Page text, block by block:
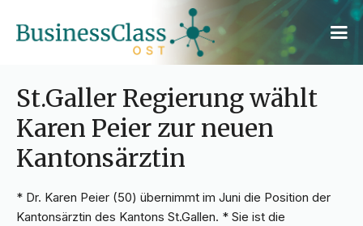
St.Galler Regierung wählt
Karen Peier zur neuen
Kantonsärztin
* Dr. Karen Peier (50) übernimmt im Juni die Position der
Kantonsärztin des Kantons St.Gallen. * Sie ist die